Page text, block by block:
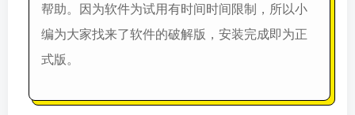
帮助。因为软件为试用有时间时间限制，所以小
编为大家找来了软件的破解版，安装完成即为正
式版。